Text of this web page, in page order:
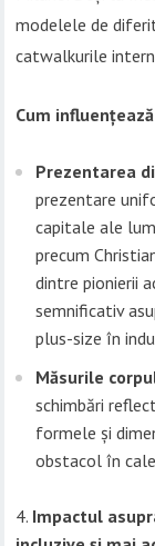
modelele de
catwalkurile
Cum
Prezentarea
prezentare
capitale ale
precum
dintre pionierii
semnificativ
plus-size în
Măsurile
schimbări
formele și
obstacol în
Impactul